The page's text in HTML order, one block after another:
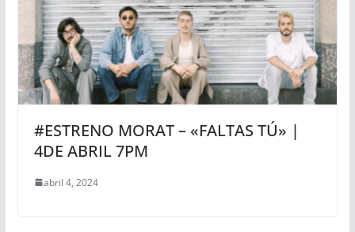
#ESTRENO MORAT – «FALTAS TÚ» |
4DE ABRIL 7PM
abril 4, 2024